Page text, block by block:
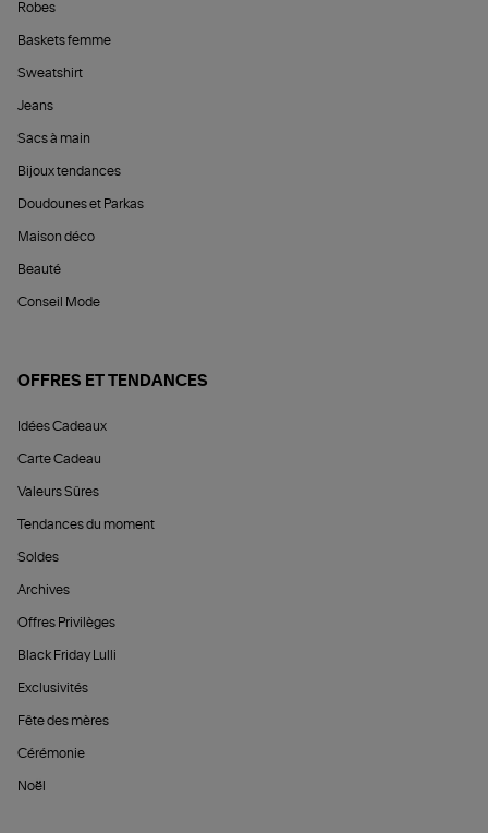
Robes
Baskets femme
Sweatshirt
Jeans
Sacs à main
Bijoux tendances
Doudounes et Parkas
Maison déco
Beauté
Conseil Mode
OFFRES ET TENDANCES
Idées Cadeaux
Carte Cadeau
Valeurs Sûres
Tendances du moment
Soldes
Archives
Offres Privilèges
Black Friday Lulli
Exclusivités
Fête des mères
Cérémonie
Noël